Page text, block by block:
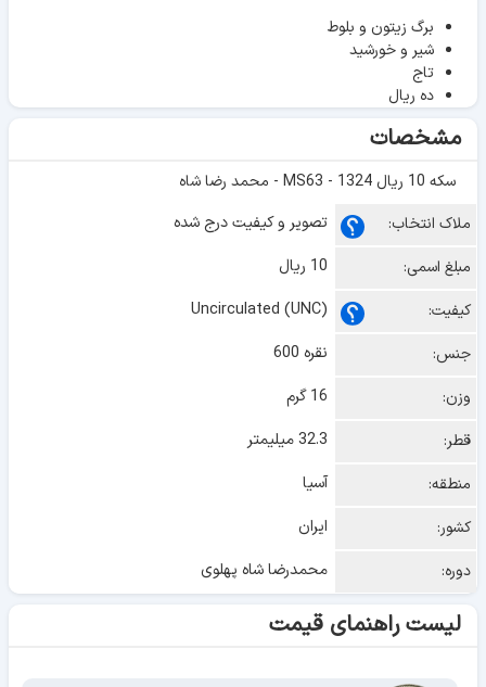
برگ زیتون و بلوط
شیر و خورشید
تاج
ده ریال
مشخصات
سکه 10 ریال 1324 - MS63 - محمد رضا شاه
ملاک انتخاب:
تصویر و کیفیت درج شده
مبلغ اسمی:
10 ریال
کیفیت:
Uncirculated (UNC)
جنس:
نقره 600
وزن:
16 گرم
قطر:
32.3 میلیمتر
منطقه:
آسیا
کشور:
ایران
دوره:
محمدرضا شاه پهلوی
لیست راهنمای قیمت